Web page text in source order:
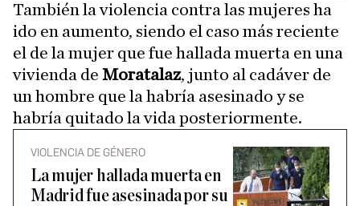
También la violencia contra las mujeres ha
ido en aumento, siendo el caso más reciente
el de la mujer que fue hallada muerta en una
vivienda de Moratalaz, junto al cadáver de
un hombre que la habría asesinado y se
habría quitado la vida posteriormente.
VIOLENCIA DE GÉNERO
La mujer hallada muerta en
Madrid fue asesinada por su